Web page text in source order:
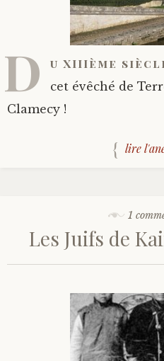
D u XIIIème
cet évêché de
Clamecy !
lire
1
Les Juifs de